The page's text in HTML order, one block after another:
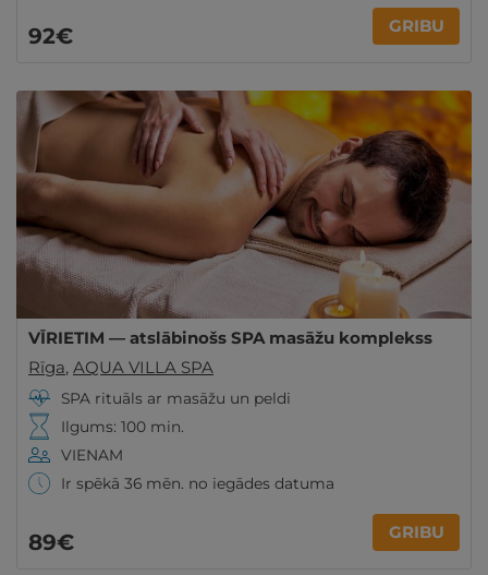
92€ GRIBU
VĪRIETIM — atslābinošs SPA masāžu komplekss
Rīga, AQUA VILLA SPA
SPA rituāls ar masāžu un peldi
Ilgums: 100 min.
VIENAM
Ir spēkā 36 mēn. no iegādes datuma
89€ GRIBU